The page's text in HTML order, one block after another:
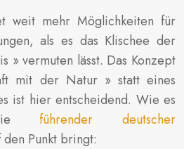
weit mehr Möglichkeiten für
als es das Klischee der
» vermuten lässt. Das Konzept
mit der Natur » statt eines
ist hier entscheidend. Wie es
führender deutscher
den Punkt bringt: